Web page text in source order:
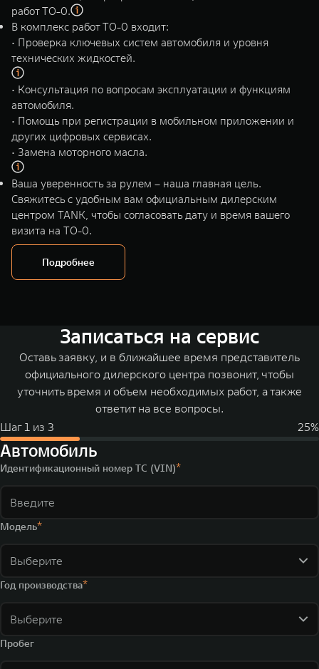
WEY 80
Масштаб возможностей
от 6 449 000 ₽
Масштаб возможностей
от 8 099 000 ₽
работ ТО-0.
В комплекс работ ТО-0 входит:
• Проверка ключевых систем автомобиля и уровня
технических жидкостей.
• Консультация по вопросам эксплуатации и функциям
автомобиля.
• Помощь при регистрации в мобильном приложении и
других цифровых сервисах.
• Замена моторного масла.
Ваша уверенность за рулем – наша главная цель.
Свяжитесь с удобным вам официальным дилерским
центром TANK, чтобы согласовать дату и время вашего
визита на ТО-0.
Подробнее
Записаться на сервис
Оставь заявку, и в ближайшее время представитель
официального дилерского центра позвонит, чтобы
уточнить время и объем необходимых работ, а также
ответит на все вопросы.
Шаг1 из 3 25%
Автомобиль
Идентификационный номер ТС (VIN)
Модель
Выберите
Год производства
Выберите
Пробег